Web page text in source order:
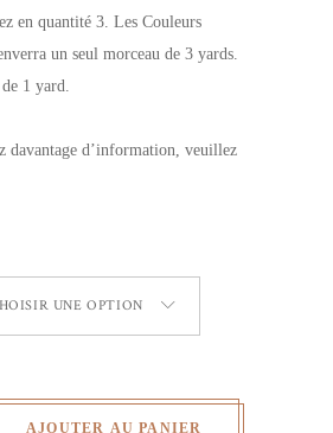
en quantité 3. Les Couleurs
un seul morceau de 3 yards.
1 yard.
davantage d’information, veuillez
UNE OPTION
AJOUTER AU PANIER